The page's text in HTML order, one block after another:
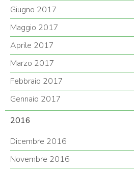
Giugno 2017
Maggio 2017
Aprile 2017
Marzo 2017
Febbraio 2017
Gennaio 2017
2016
Dicembre 2016
Novembre 2016